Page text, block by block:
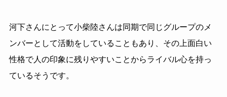
河下さんにとって小柴陸さんは同期で同じグループのメ
ンバーとして活動をしていることもあり、その上面白い
性格で人の印象に残りやすいことからライバル心を持っ
ているそうです。